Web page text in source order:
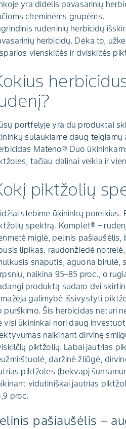
yra didelis pavasarinių
cheminėms grupėms.
rudeninių herbicidų
herbicidų. Dėka to,
vienskiltės ir dviskiltės
portfelyje yra du produktai
sulaukiame daug
Mateno® Duo
tačiau dalinai veikia ir
piktžolių
stebime ūkininkų
spektrą. Komplet® –
miglė, pelinis
lipikas, raudonžiedė
snaputis, aguona birulė,
naikina 95–85 proc., o
produktą sudaro dvi
galimybė išsivystyti
purškimo. Šis herbicidas neturi
visi ūkininkai nori daug
naikinant dirvinę
piktžolių. Labai jautrias
daržinė žliūgė,
piktžoles (bekvapį
vidutiniškai jautrias
proc.
pašiaušėlis –